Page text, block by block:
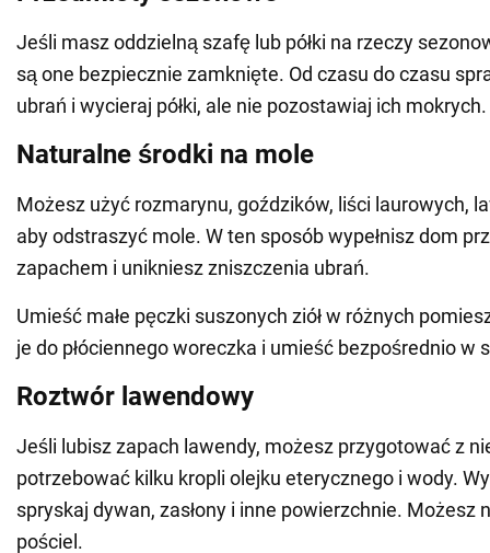
Jeśli masz oddzielną szafę lub półki na rzeczy
są one bezpiecznie zamknięte. Od czasu do czasu
ubrań i wycieraj półki, ale nie pozostawiaj ich mokrych.
Naturalne środki na mole
Możesz użyć rozmarynu, goździków, liści laurowych,
aby odstraszyć mole. W ten sposób wypełnisz dom
zapachem i unikniesz zniszczenia ubrań.
Umieść małe pęczki suszonych ziół w różnych
je do płóciennego woreczka i umieść bezpośrednio w
Roztwór lawendowy
Jeśli lubisz zapach lawendy, możesz przygotować z
potrzebować kilku kropli olejku eterycznego i wody.
spryskaj dywan, zasłony i inne powierzchnie. Możesz
pościel.